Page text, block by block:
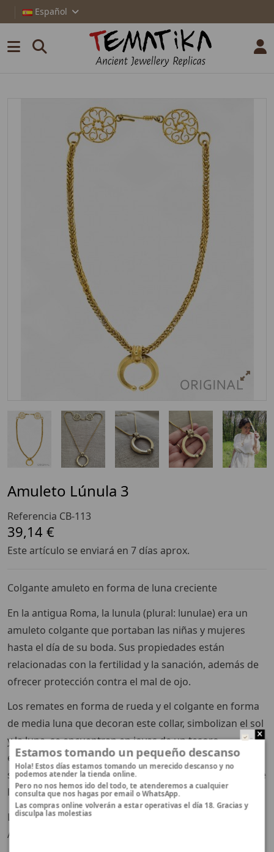
Español
Amuleto Lúnula 3
Referencia CB-113
39,14 €
Este artículo se enviará en 7 días aprox.
Colgante amuleto en forma de luna creciente
En la antigua Roma, la lunula (plural: lunulae) era un
amuleto colgante que portaban las niñas y mujeres
hasta el día de su boda. Sus propiedades están
relacionadas con la fertilidad y la sanación, además de
ofrecer protección contra el mal de ojo.
Los remates en forma de rueda y el colgante en forma
de media luna que decoran este collar, simbolizan el sol
y la luna, se encuentran en joyas de un tesoro
encontrado en Gran Bretaña que data de mediados del
siglo II, así como en las representaciones de retratos de
las momias de El Fayum en Egipto.
La pieza original puede verse expuesta en The Met Fifth
Avenue, galería 169
Estamos tomando un pequeño descanso
Hola! Estos días estamos tomando un merecido descanso y no
podemos atender la tienda online.
Pero no nos hemos ido del todo, te atenderemos a cualquier
consulta que nos hagas por email o WhatsApp.
Las compras online volverán a estar operativas el día 18. Gracias y
disculpa las molestias